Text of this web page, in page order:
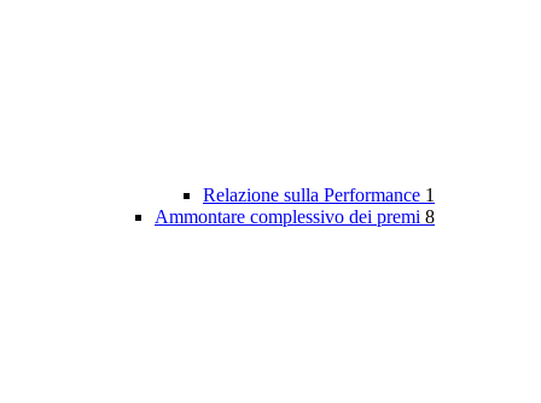
Relazione sulla Performance 1
Ammontare complessivo dei premi 8